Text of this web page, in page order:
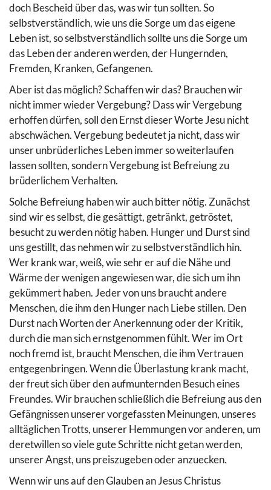
doch Bescheid über das, was wir tun sollten. So
selbstverständlich, wie uns die Sorge um das eigene
Leben ist, so selbstverständlich sollte uns die Sorge um
das Leben der anderen werden, der Hungernden,
Fremden, Kranken, Gefangenen.
Aber ist das möglich? Schaffen wir das? Brauchen wir
nicht immer wieder Vergebung? Dass wir Vergebung
erhoffen dürfen, soll den Ernst dieser Worte Jesu nicht
abschwächen. Vergebung bedeutet ja nicht, dass wir
unser unbrüderliches Leben immer so weiterlaufen
lassen sollten, sondern Vergebung ist Befreiung zu
brüderlichem Verhalten.
Solche Befreiung haben wir auch bitter nötig. Zunächst
sind wir es selbst, die gesättigt, getränkt, getröstet,
besucht zu werden nötig haben. Hunger und Durst sind
uns gestillt, das nehmen wir zu selbstverständlich hin.
Wer krank war, weiß, wie sehr er auf die Nähe und
Wärme der wenigen angewiesen war, die sich um ihn
gekümmert haben. Jeder von uns braucht andere
Menschen, die ihm den Hunger nach Liebe stillen. Den
Durst nach Worten der Anerkennung oder der Kritik,
durch die man sich ernstgenommen fühlt. Wer im Ort
noch fremd ist, braucht Menschen, die ihm Vertrauen
entgegenbringen. Wenn die Überlastung krank macht,
der freut sich über den aufmunternden Besuch eines
Freundes. Wir brauchen schließlich die Befreiung aus den
Gefängnissen unserer vorgefassten Meinungen, unseres
alltäglichen Trotts, unserer Hemmungen vor anderen, um
deretwillen so viele gute Schritte nicht getan werden,
unserer Angst, uns preiszugeben oder anzuecken.
Wenn wir uns auf den Glauben an Jesus Christus